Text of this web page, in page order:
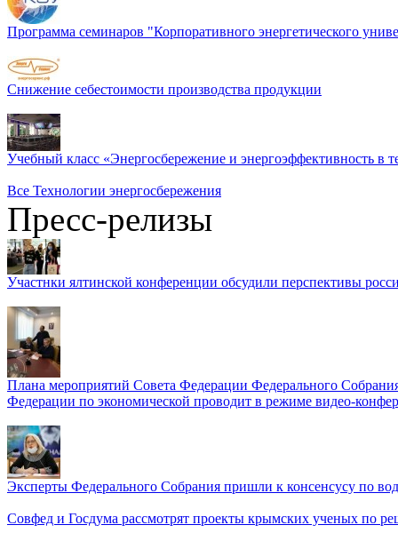
Программа семинаров "Корпоративного энергетического
Снижение себестоимости производства продукции
Учебный класс «Энергосбережение и энергоэффективность в
Все Технологии энергосбережения
Пресс-релизы
Участнки ялтинской конференции обсудили перспективы
Плана мероприятий Совета Федерации Федерального
Федерации по экономической проводит в режиме видео-
Эксперты Федерального Собрания пришли к консенсусу по
Совфед и Госдума рассмотрят проекты крымских ученых по